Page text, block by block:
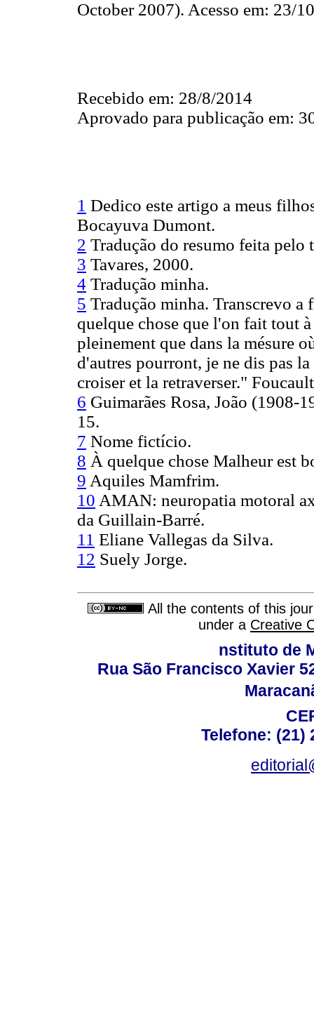
October 2007). Acesso em:
Recebido em: 28/8/2014
Aprovado para publicação em:
1 Dedico este artigo a meus
Bocayuva Dumont.
2 Tradução do resumo feita
3 Tavares, 2000.
4 Tradução minha.
5 Tradução minha. Transcrevo
quelque chose que l'on fait tout
pleinement que dans la mésure
d'autres pourront, je ne dis pas
croiser et la retraverser."
6 Guimarães Rosa, João (1908-
15.
7 Nome fictício.
8 À quelque chose Malheur est
9 Aquiles Mamfrim.
10 AMAN: neuropatia motoral
da Guillain-Barré.
11 Eliane Vallegas da Silva.
12 Suely Jorge.
All the contents of this
under a Creative
nstituto de
Rua São Francisco Xavier
Telefone: (21)